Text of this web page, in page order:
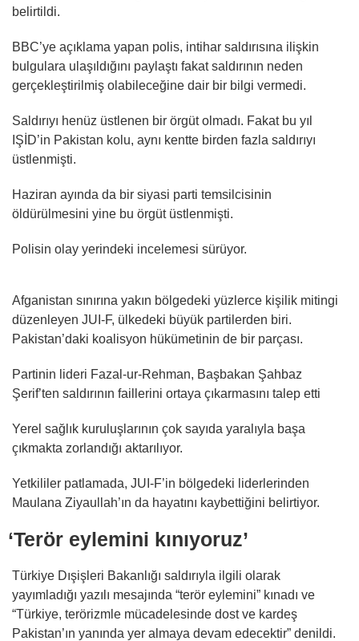
belirtildi.
BBC’ye açıklama yapan polis, intihar saldırısına ilişkin
bulgulara ulaşıldığını paylaştı fakat saldırının neden
gerçekleştirilmiş olabileceğine dair bir bilgi vermedi.
Saldırıyı henüz üstlenen bir örgüt olmadı. Fakat bu yıl
IŞİD’in Pakistan kolu, aynı kentte birden fazla saldırıyı
üstlenmişti.
Haziran ayında da bir siyasi parti temsilcisinin
öldürülmesini yine bu örgüt üstlenmişti.
Polisin olay yerindeki incelemesi sürüyor.
Afganistan sınırına yakın bölgedeki yüzlerce kişilik mitingi
düzenleyen JUI-F, ülkedeki büyük partilerden biri.
Pakistan’daki koalisyon hükümetinin de bir parçası.
Partinin lideri Fazal-ur-Rehman, Başbakan Şahbaz
Şerif’ten saldırının faillerini ortaya çıkarmasını talep etti
Yerel sağlık kuruluşlarının çok sayıda yaralıyla başa
çıkmakta zorlandığı aktarılıyor.
Yetkililer patlamada, JUI-F’in bölgedeki liderlerinden
Maulana Ziyaullah’ın da hayatını kaybettiğini belirtiyor.
‘Terör eylemini kınıyoruz’
Türkiye Dışişleri Bakanlığı saldırıyla ilgili olarak
yayımladığı yazılı mesajında “terör eylemini” kınadı ve
“Türkiye, terörizmle mücadelesinde dost ve kardeş
Pakistan’ın yanında yer almaya devam edecektir” denildi.